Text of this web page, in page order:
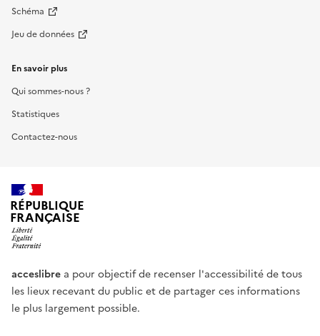
Schéma
Jeu de données
En savoir plus
Qui sommes-nous ?
Statistiques
Contactez-nous
RÉPUBLIQUE
FRANÇAISE
acceslibre a pour objectif de recenser l'accessibilité de tous
les lieux recevant du public et de partager ces informations
le plus largement possible.